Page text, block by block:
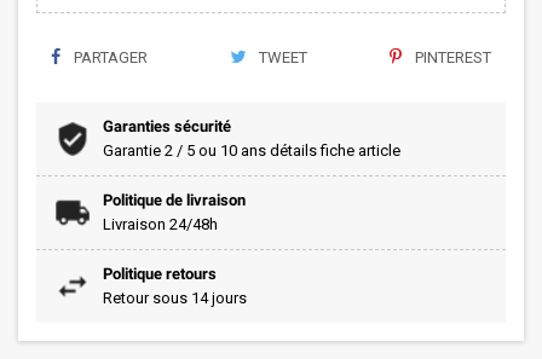
PARTAGER TWEET PINTEREST
Garanties sécurité
Garantie 2 / 5 ou 10 ans détails fiche article
Politique de livraison
Livraison 24/48h
Politique retours
Retour sous 14 jours